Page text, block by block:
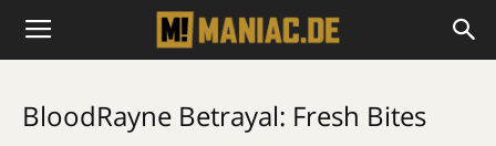
BloodRayne Betrayal: Fresh Bites